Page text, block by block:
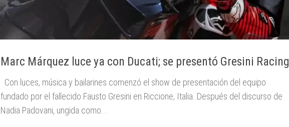
Marc Márquez luce ya con Ducati; se presentó Gresini Racing
Con luces, música y bailarines comenzó el show de presentación del equipo
fundado por el fallecido Fausto Gresini en Riccione, Italia. Después del discurso de
Nadia Padovani, ungida como...